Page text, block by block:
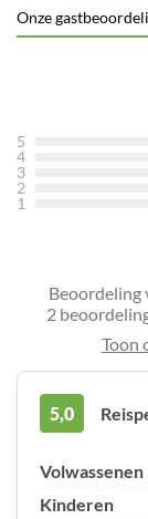
Onze
5
4
3
2
1
Beoordeling
2
5,0
Volwassenen
Kinderen